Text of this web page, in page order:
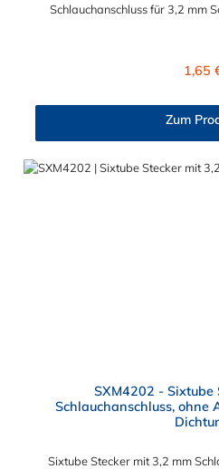
Schlauchanschluss für 3,2 mm
1,65
Zum
SXM4202 - Sixtube
Schlauchanschluss, ohne
Sixtube Stecker mit 3,2 mm